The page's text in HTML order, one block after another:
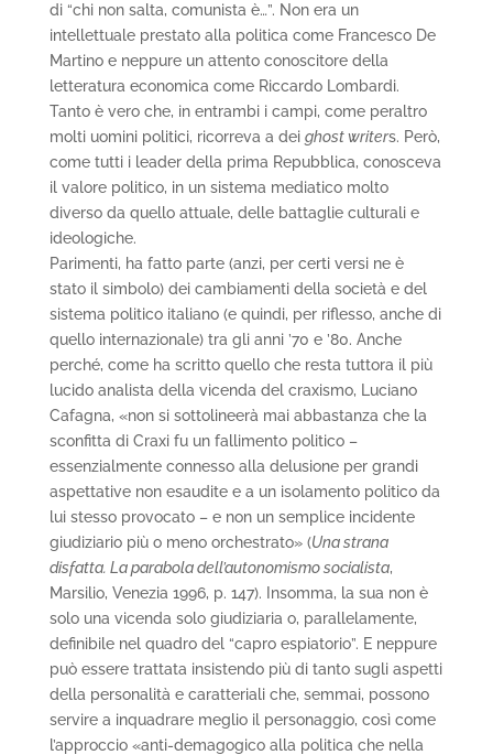
di “chi non salta, comunista è…”. Non era un
intellettuale prestato alla politica come Francesco De
Martino e neppure un attento conoscitore della
letteratura economica come Riccardo Lombardi.
Tanto è vero che, in entrambi i campi, come peraltro
molti uomini politici, ricorreva a dei ghost writers. Però,
come tutti i leader della prima Repubblica, conosceva
il valore politico, in un sistema mediatico molto
diverso da quello attuale, delle battaglie culturali e
ideologiche.
Parimenti, ha fatto parte (anzi, per certi versi ne è
stato il simbolo) dei cambiamenti della società e del
sistema politico italiano (e quindi, per riflesso, anche di
quello internazionale) tra gli anni ’70 e ’80. Anche
perché, come ha scritto quello che resta tuttora il più
lucido analista della vicenda del craxismo, Luciano
Cafagna, «non si sottolineerà mai abbastanza che la
sconfitta di Craxi fu un fallimento politico –
essenzialmente connesso alla delusione per grandi
aspettative non esaudite e a un isolamento politico da
lui stesso provocato – e non un semplice incidente
giudiziario più o meno orchestrato» (Una strana
disfatta. La parabola dell’autonomismo socialista,
Marsilio, Venezia 1996, p. 147). Insomma, la sua non è
solo una vicenda solo giudiziaria o, parallelamente,
definibile nel quadro del “capro espiatorio”. E neppure
può essere trattata insistendo più di tanto sugli aspetti
della personalità e caratteriali che, semmai, possono
servire a inquadrare meglio il personaggio, così come
l’approccio «anti-demagogico alla politica che nella